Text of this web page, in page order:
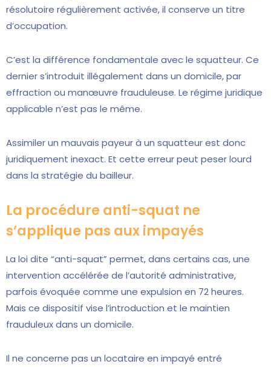
résolutoire régulièrement activée, il conserve un titre
d’occupation.
C’est la différence fondamentale avec le squatteur. Ce
dernier s’introduit illégalement dans un domicile, par
effraction ou manœuvre frauduleuse. Le régime juridique
applicable n’est pas le même.
Assimiler un mauvais payeur à un squatteur est donc
juridiquement inexact. Et cette erreur peut peser lourd
dans la stratégie du bailleur.
La procédure anti-squat ne
s’applique pas aux impayés
La loi dite “anti-squat” permet, dans certains cas, une
intervention accélérée de l’autorité administrative,
parfois évoquée comme une expulsion en 72 heures.
Mais ce dispositif vise l’introduction et le maintien
frauduleux dans un domicile.
Il ne concerne pas un locataire en impayé entré